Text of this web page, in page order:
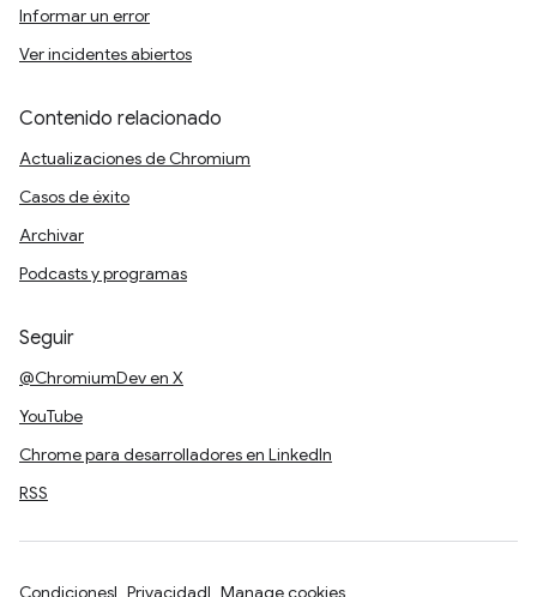
Informar un error
Ver incidentes abiertos
Contenido relacionado
Actualizaciones de Chromium
Casos de éxito
Archivar
Podcasts y programas
Seguir
@ChromiumDev en X
YouTube
Chrome para desarrolladores en LinkedIn
RSS
Condiciones Privacidad Manage cookies